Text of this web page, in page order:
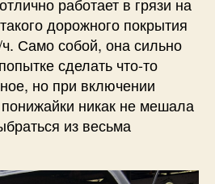
работает в грязи на
дорожного покрытия
Само собой, она сильно
сделать что-то
но при включении
никак не мешала
из весьма